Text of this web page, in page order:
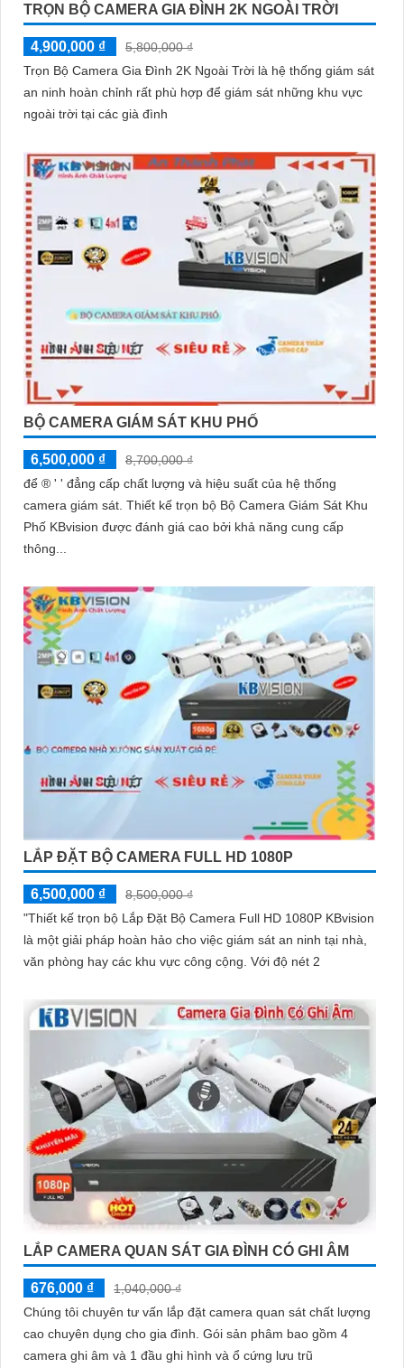
TRỌN BỘ CAMERA GIA ĐÌNH 2K NGOÀI TRỜI
4,900,000 ₫
5,800,000 ₫
Trọn Bộ Camera Gia Đình 2K Ngoài Trời là hệ thống giám sát
an ninh hoàn chỉnh rất phù hợp để giám sát những khu vực
ngoài trời tại các già đình
BỘ CAMERA GIÁM SÁT KHU PHỐ
6,500,000 ₫
8,700,000 ₫
để ®️ ' ' đẳng cấp chất lượng và hiệu suất của hệ thống
camera giám sát. Thiết kế trọn bộ Bộ Camera Giám Sát Khu
Phố KBvision được đánh giá cao bởi khả năng cung cấp
thông...
LẮP ĐẶT BỘ CAMERA FULL HD 1080P
6,500,000 ₫
8,500,000 ₫
"Thiết kế trọn bộ Lắp Đặt Bộ Camera Full HD 1080P KBvision
là một giải pháp hoàn hảo cho việc giám sát an ninh tại nhà,
văn phòng hay các khu vực công cộng. Với độ nét 2
LẮP CAMERA QUAN SÁT GIA ĐÌNH CÓ GHI ÂM
676,000 ₫
1,040,000 ₫
Chúng tôi chuyên tư vấn lắp đặt camera quan sát chất lượng
cao chuyên dụng cho gia đình. Gói sản phâm bao gồm 4
camera ghi âm và 1 đầu ghi hình và ổ cứng lưu trũ